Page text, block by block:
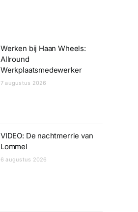
Werken bij Haan Wheels:
Allround
Werkplaatsmedewerker
7 augustus 2026
VIDEO: De nachtmerrie van
Lommel
6 augustus 2026